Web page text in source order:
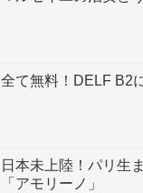
全て無料！DELF B2
日本未上陸！パリ生
「アモリーノ」